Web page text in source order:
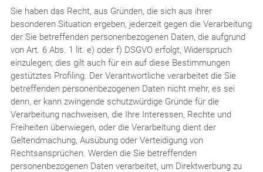
Sie haben das Recht, aus Gründen, die sich aus ihrer
besonderen Situation ergeben, jederzeit gegen die Verarbeitung
der Sie betreffenden personenbezogenen Daten, die aufgrund
von Art. 6 Abs. 1 lit. e) oder f) DSGVO erfolgt, Widerspruch
einzulegen; dies gilt auch für ein auf diese Bestimmungen
gestütztes Profiling. Der Verantwortliche verarbeitet die Sie
betreffenden personenbezogenen Daten nicht mehr, es sei
denn, er kann zwingende schutzwürdige Gründe für die
Verarbeitung nachweisen, die Ihre Interessen, Rechte und
Freiheiten überwiegen, oder die Verarbeitung dient der
Geltendmachung, Ausübung oder Verteidigung von
Rechtsansprüchen. Werden die Sie betreffenden
personenbezogenen Daten verarbeitet, um Direktwerbung zu